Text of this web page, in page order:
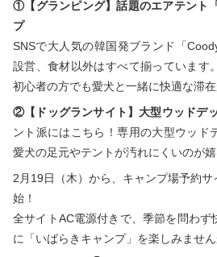
①【グランピング】話題のエアテント
プ
SNSで大人気の韓国発ブランド「
設営、食材以外はすべて揃っています
初心者の方でも愛犬と一緒に快適な滞在
②【ドッグランサイト】大型ウッドデ
ント派にはこちら！専用の大型ウッド
愛犬の足元やテントが汚れにくいのが嬉
2月19日（木）から、キャンプ場予約サ
始！
全サイトAC電源付きで、季節を問わず
に「いばらきキャンプ」を楽しみませ